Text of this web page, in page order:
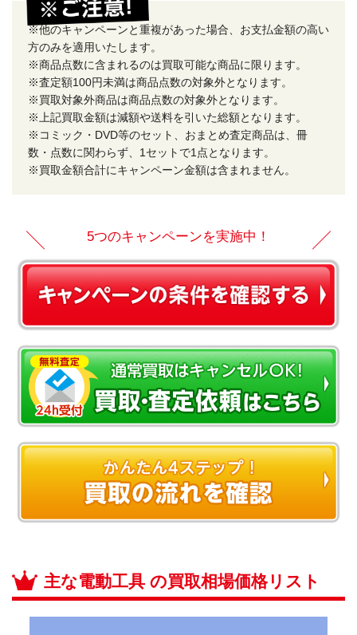
※他のキャンペーンと重複があった場合、お支払金額の高い
方のみを適用いたします。
※商品点数に含まれるのは買取可能な商品に限ります。
※査定額100円未満は商品点数の対象外となります。
※買取対象外商品は商品点数の対象外となります。
※上記買取金額は減額や送料を引いた総額となります。
※コミック・DVD等のセット、おまとめ査定商品は、冊
数・点数に関わらず、1セットで1点となります。
※買取金額合計にキャンペーン金額は含まれません。
5つのキャンペーンを実施中！
主な電動工具 の買取相場価格リスト